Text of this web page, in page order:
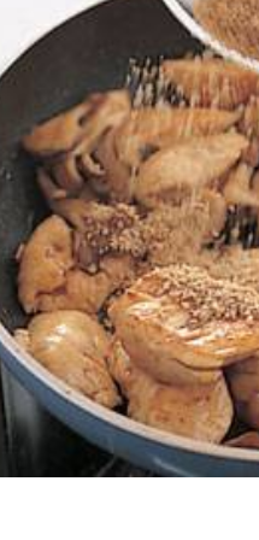
デ
ュ
ケ
ー
シ
ョ
ナ
ル
「
み
ん
な
の
き
ょ
う
の